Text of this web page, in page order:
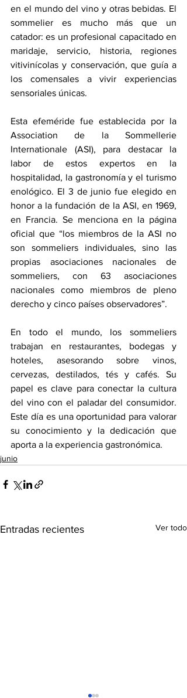
en el mundo del vino y otras bebidas. El
sommelier es mucho más que un
catador: es un profesional capacitado en
maridaje, servicio, historia, regiones
vitivinícolas y conservación, que guía a
los comensales a vivir experiencias
sensoriales únicas.
Esta efeméride fue establecida por la
Association de la Sommellerie
Internationale (ASI), para destacar la
labor de estos expertos en la
hospitalidad, la gastronomía y el turismo
enológico. El 3 de junio fue elegido en
honor a la fundación de la ASI, en 1969,
en Francia. Se menciona en la página
oficial que “los miembros de la ASI no
son sommeliers individuales, sino las
propias asociaciones nacionales de
sommeliers, con 63 asociaciones
nacionales como miembros de pleno
derecho y cinco países observadores”.
En todo el mundo, los sommeliers
trabajan en restaurantes, bodegas y
hoteles, asesorando sobre vinos,
cervezas, destilados, tés y cafés. Su
papel es clave para conectar la cultura
del vino con el paladar del consumidor.
Este día es una oportunidad para valorar
su conocimiento y la dedicación que
aporta a la experiencia gastronómica.
junio
Entradas recientes Ver todo